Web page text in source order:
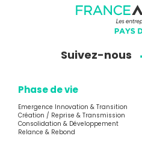
Suivez-nous
Phase de vie
Emergence Innovation & Transition
Création / Reprise & Transmission
Consolidation & Développement
Relance & Rebond